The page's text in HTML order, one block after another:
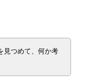
つめて、何か考